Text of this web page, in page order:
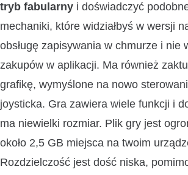
tryb fabularny i doświadczyć
mechaniki, które widziałbyś w wersji
obsługę zapisywania w chmurze i nie
zakupów w aplikacji. Ma również
grafikę, wymyślone na nowo
joysticka. Gra zawiera wiele funkcji i
ma niewielki rozmiar. Plik gry jest
około 2,5 GB miejsca na twoim
Rozdzielczość jest dość niska,